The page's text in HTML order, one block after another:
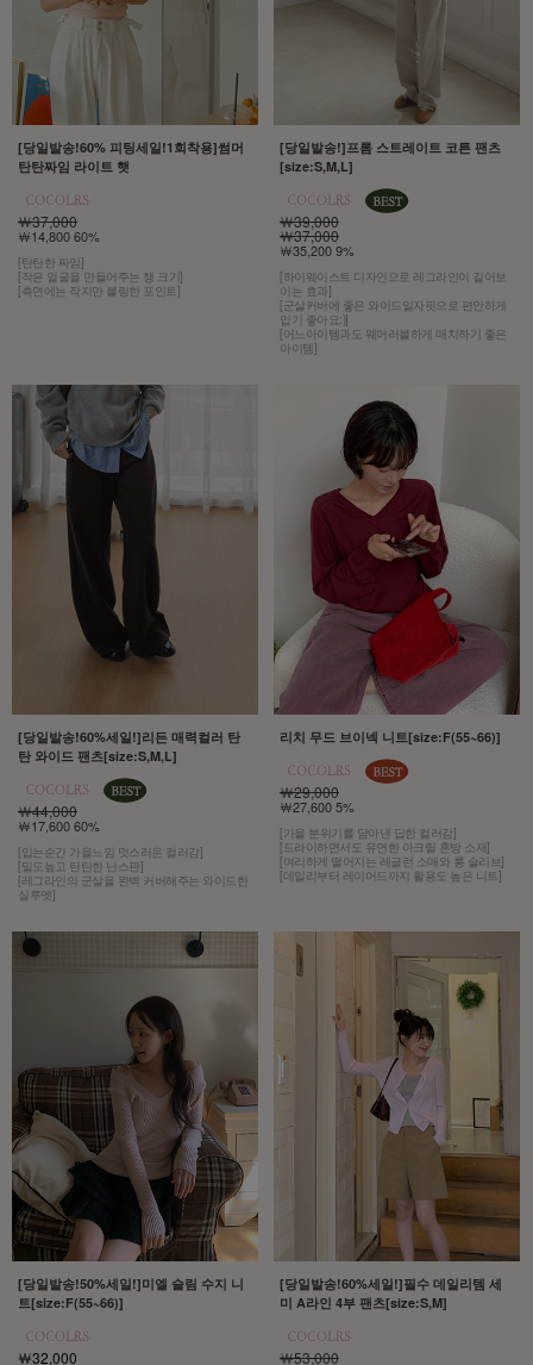
[당일발송!60% 피팅세일!1회착용]썸머
탄탄짜임 라이트 햇
￦37,000
￦14,800 60%
[탄탄한 짜임]
[작은 얼굴을 만들어주는 챙 크기]
[측면에는 작지만 블링한 포인트]
[당일발송!]프롬 스트레이트 코튼 팬츠
[size:S,M,L]
￦39,000
￦37,000
￦35,200 9%
[하이웨이스트 디자인으로 레그라인이 길어보
이는 효과]
[군살커버에 좋은 와이드일자핏으로 편안하게
입기 좋아요:)]
[어느아이템과도 웨어러블하게 매치하기 좋은
아이템]
[당일발송!60%세일!]리든 매력컬러 탄
탄 와이드 팬츠[size:S,M,L]
￦44,000
￦17,600 60%
[입는순간 가을느낌 멋스러운 컬러감]
[밀도높고 탄탄한 난스판]
[레그라인의 군살을 완벽 커버해주는 와이드한
실루엣]
리치 무드 브이넥 니트[size:F(55~66)]
￦29,000
￦27,600 5%
[가을 분위기를 담아낸 딥한 컬러감]
[드라이하면서도 유연한 아크릴 혼방 소재]
[여리하게 떨어지는 레글런 소매와 롱 슬리브]
[데일리부터 레이어드까지 활용도 높은 니트]
[당일발송!50%세일!]미엘 슬림 수지 니
트[size:F(55~66)]
￦32,000
[당일발송!60%세일!]필수 데일리템 세
미 A라인 4부 팬츠[size:S,M]
￦53,000